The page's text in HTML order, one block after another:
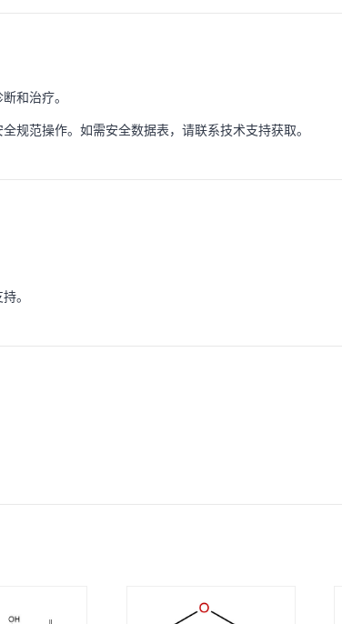
和治疗。
规范操作。如需安全数据表，请联系技术支持获取。
。